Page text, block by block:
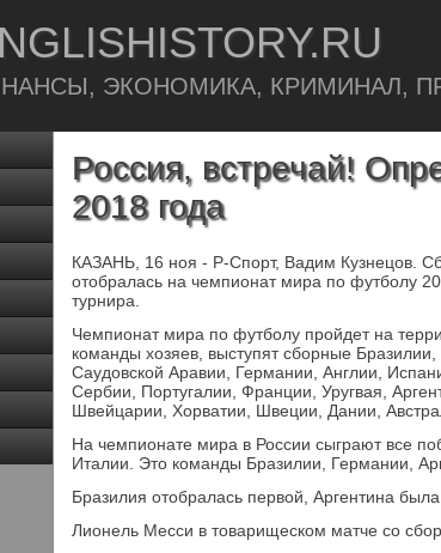
ЭКОНОМИКА, КРИМИНАЛ,
Россия, встречай!
2018 года
КАЗАНЬ, 16 ноя - Р-Спорт, Вадим Кузнецов.
отобралась на чемпионат мира по футболу
турнира.
Чемпионат мира по футболу пройдет на
команды хозяев, выступят сборные
Саудовской Аравии, Германии, Англии,
Сербии, Португалии, Франции, Уругвая,
Швейцарии, Хорватии, Швеции, Дании,
На чемпионате мира в России сыграют все
Италии. Это команды Бразилии, Германии,
Бразилия отобралась первой, Аргентина
Лионель Месси в товарищеском матче со